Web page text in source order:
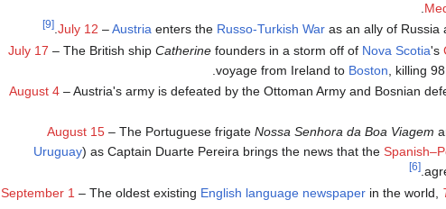
July 12 –Austriaenters the Russo-Turkish Waras an ally of Russia
[9]
July 17 – The British ship Catherinefounders in a storm off of Nova Scotia's
voyage from Ireland to Boston , killing
August 4– Austria's army is defeated by the Ottoman Army and Bosnian
August 15– The Portuguese frigate Nossa Senhora da Boa Viagem
Uruguay) as Captain Duarte Pereira brings the news that the
[6]
September 1 – The oldest existing English language newspaperin the world,